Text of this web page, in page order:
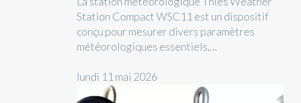
Station Compact WSC11 est un dispositif
conçu pour mesurer divers paramètres
météorologiques essentiels,...
lundi 11 mai 2026